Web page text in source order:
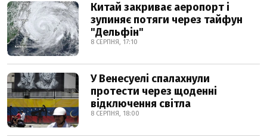
Китай закриває аеропорт і
зупиняє потяги через тайфун
"Дельфін"
8 СЕРПНЯ, 17:10
У Венесуелі спалахнули
протести через щоденні
відключення світла
8 СЕРПНЯ, 18:00